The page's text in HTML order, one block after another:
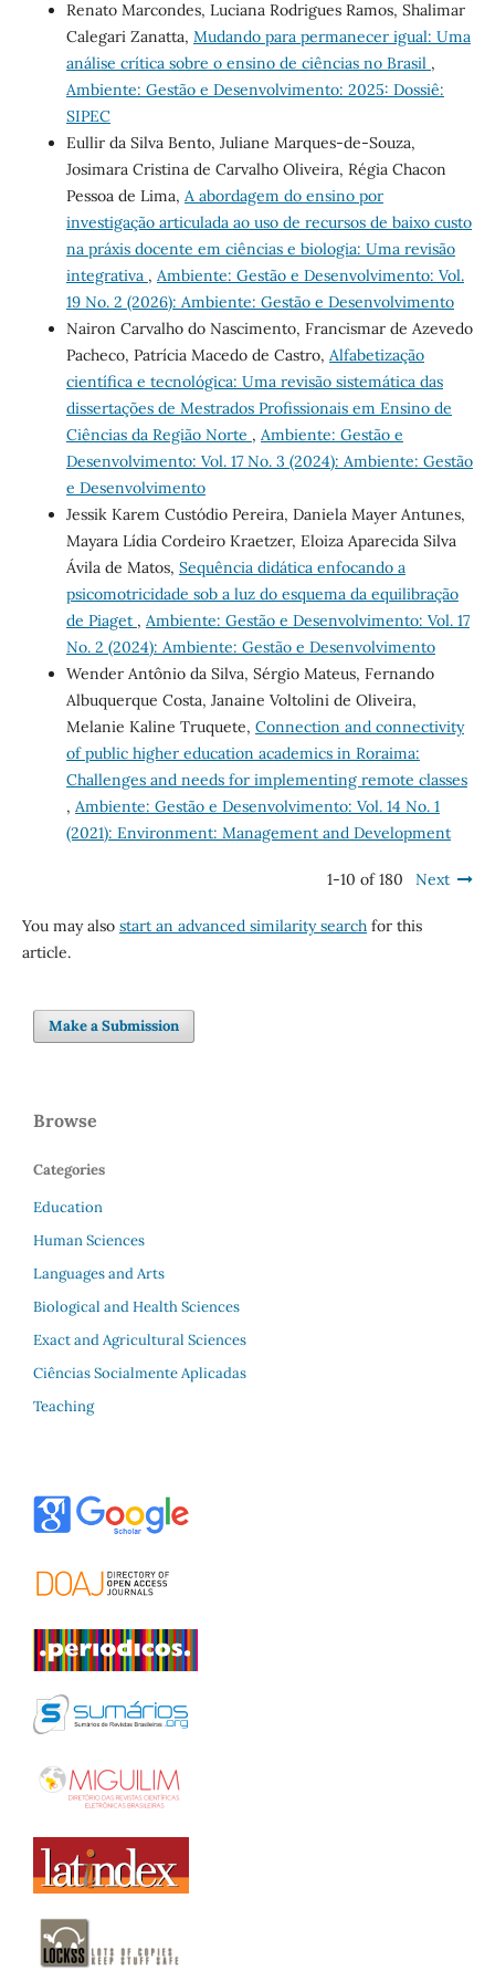
Renato Marcondes, Luciana Rodrigues Ramos, Shalimar
Calegari Zanatta, Mudando para permanecer igual: Uma
análise crítica sobre o ensino de ciências no Brasil ,
Ambiente: Gestão e Desenvolvimento: 2025: Dossiê:
SIPEC
Eullir da Silva Bento, Juliane Marques-de-Souza,
Josimara Cristina de Carvalho Oliveira, Régia Chacon
Pessoa de Lima, A abordagem do ensino por
investigação articulada ao uso de recursos de baixo custo
na práxis docente em ciências e biologia: Uma revisão
integrativa , Ambiente: Gestão e Desenvolvimento: Vol.
19 No. 2 (2026): Ambiente: Gestão e Desenvolvimento
Nairon Carvalho do Nascimento, Francismar de Azevedo
Pacheco, Patrícia Macedo de Castro, Alfabetização
científica e tecnológica: Uma revisão sistemática das
dissertações de Mestrados Profissionais em Ensino de
Ciências da Região Norte , Ambiente: Gestão e
Desenvolvimento: Vol. 17 No. 3 (2024): Ambiente: Gestão
e Desenvolvimento
Jessik Karem Custódio Pereira, Daniela Mayer Antunes,
Mayara Lídia Cordeiro Kraetzer, Eloiza Aparecida Silva
Ávila de Matos, Sequência didática enfocando a
psicomotricidade sob a luz do esquema da equilibração
de Piaget , Ambiente: Gestão e Desenvolvimento: Vol. 17
No. 2 (2024): Ambiente: Gestão e Desenvolvimento
Wender Antônio da Silva, Sérgio Mateus, Fernando
Albuquerque Costa, Janaine Voltolini de Oliveira,
Melanie Kaline Truquete, Connection and connectivity
of public higher education academics in Roraima:
Challenges and needs for implementing remote classes
, Ambiente: Gestão e Desenvolvimento: Vol. 14 No. 1
(2021): Environment: Management and Development
1-10 of 180 Next
You may also start an advanced similarity searchfor this
article.
Make a Submission
Browse
Categories
Education
Human Sciences
Languages and Arts
Biological and Health Sciences
Exact and Agricultural Sciences
Ciências Socialmente Aplicadas
Teaching